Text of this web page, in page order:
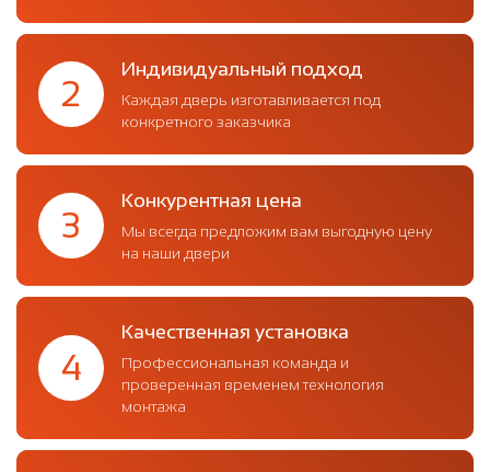
2
Индивидуальный подход
Каждая дверь изготавливается под
конкретного заказчика
3
Конкурентная цена
Мы всегда предложим вам выгодную цену
на наши двери
4
Качественная установка
Профессиональная команда и
проверенная временем технология
монтажа